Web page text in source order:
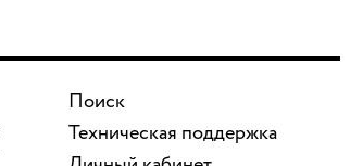
Поиск
Техническая поддержка